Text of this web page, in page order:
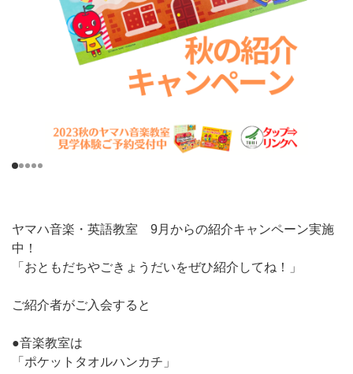
ヤマハ音楽・英語教室 9月からの紹介キャンペーン実施
中！
「おともだちやごきょうだいをぜひ紹介してね！」
ご紹介者がご入会すると
●音楽教室は
「ポケットタオルハンカチ」